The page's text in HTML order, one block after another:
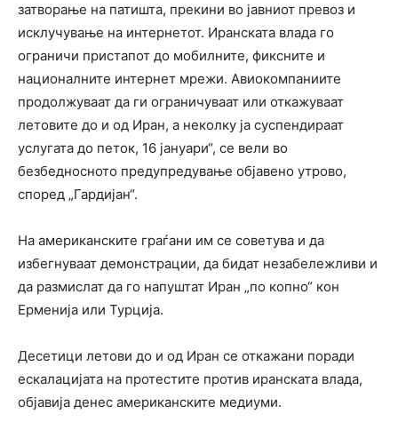
затворање на патишта, прекини во јавниот превоз и
исклучување на интернетот. Иранската влада го
ограничи пристапот до мобилните, фиксните и
националните интернет мрежи. Авиокомпаниите
продолжуваат да ги ограничуваат или откажуваат
летовите до и од Иран, а неколку ја суспендираат
услугата до петок, 16 јануари“, се вели во
безбедносното предупредување објавено утрово,
според „Гардијан“.
На американските граѓани им се советува и да
избегнуваат демонстрации, да бидат незабележливи и
да размислат да го напуштат Иран „по копно“ кон
Ерменија или Турција.
Десетици летови до и од Иран се откажани поради
ескалацијата на протестите против иранската влада,
објавија денес американските медиуми.